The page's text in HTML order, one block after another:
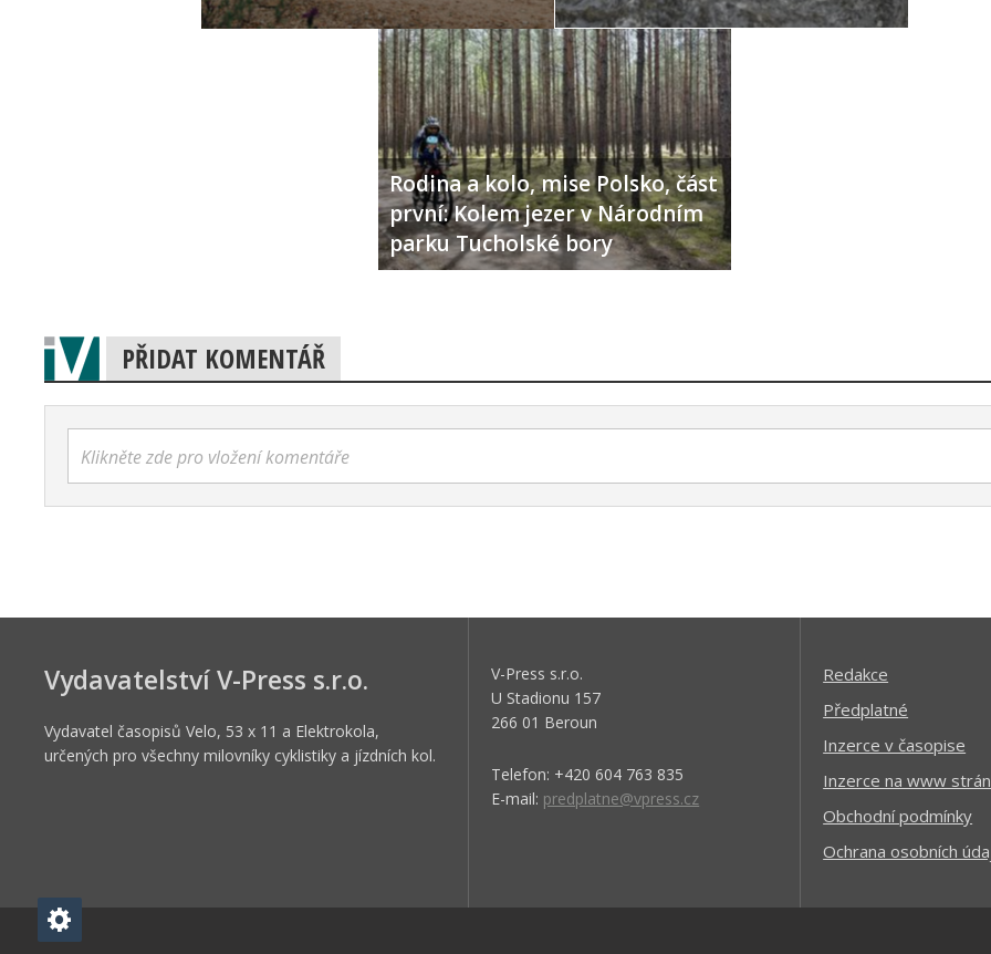
Rodina a kolo, mise Polsko, část
první: Kolem jezer v Národním
parku Tucholské bory
PŘIDAT KOMENTÁŘ
Klikněte zde pro vložení komentáře
Vydavatelství V-Press s.r.o.
Vydavatel časopisů Velo, 53 x 11 a Elektrokola,
určených pro všechny milovníky cyklistiky a jízdních kol.
V-Press s.r.o.
U Stadionu 157
266 01 Beroun
Telefon: +420 604 763 835
E-mail: predplatne@vpress.cz
Redakce
Předplatné
Inzerce v časopise
Inzerce na www
Obchodní podmínky
Ochrana osobních